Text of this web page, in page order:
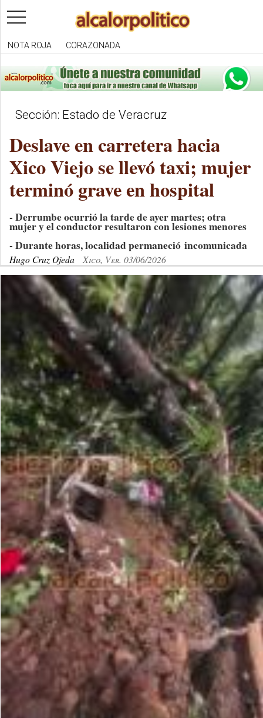
toggle
navigation
NOTA ROJA CORAZONADA
Sección: Estado de Veracruz
Deslave en carretera hacia
Xico Viejo se llevó taxi; mujer
terminó grave en hospital
- Derrumbe ocurrió la tarde de ayer martes; otra
mujer y el conductor resultaron con lesiones menores
- Durante horas, localidad permaneció incomunicada
Hugo Cruz Ojeda Xico, Ver. 03/06/2026